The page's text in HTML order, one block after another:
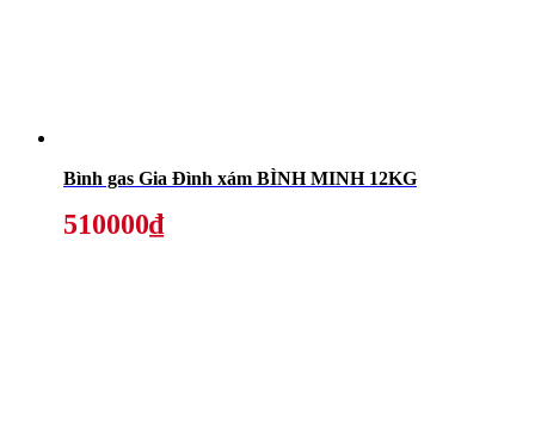
Bình gas Gia Đình xám BÌNH MINH 12KG
510000₫